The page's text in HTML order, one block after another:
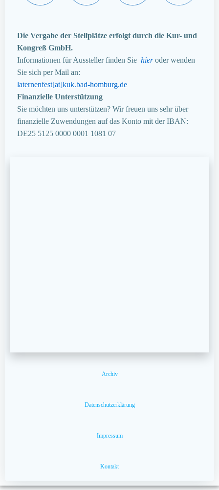
Die Vergabe der Stellplätze erfolgt durch die Kur- und
Kongreß GmbH.
Informationen für Aussteller finden Sie hieroder wenden
Sie sich per Mail an:
laternenfest[at]kuk.bad-homburg.de
Finanzielle Unterstützung
Sie möchten uns unterstützen? Wir freuen uns sehr über
finanzielle Zuwendungen auf das Konto mit der IBAN:
DE25 5125 0000 0001 1081 07
Archiv
Datenschutzerklärung
Impressum
Kontakt